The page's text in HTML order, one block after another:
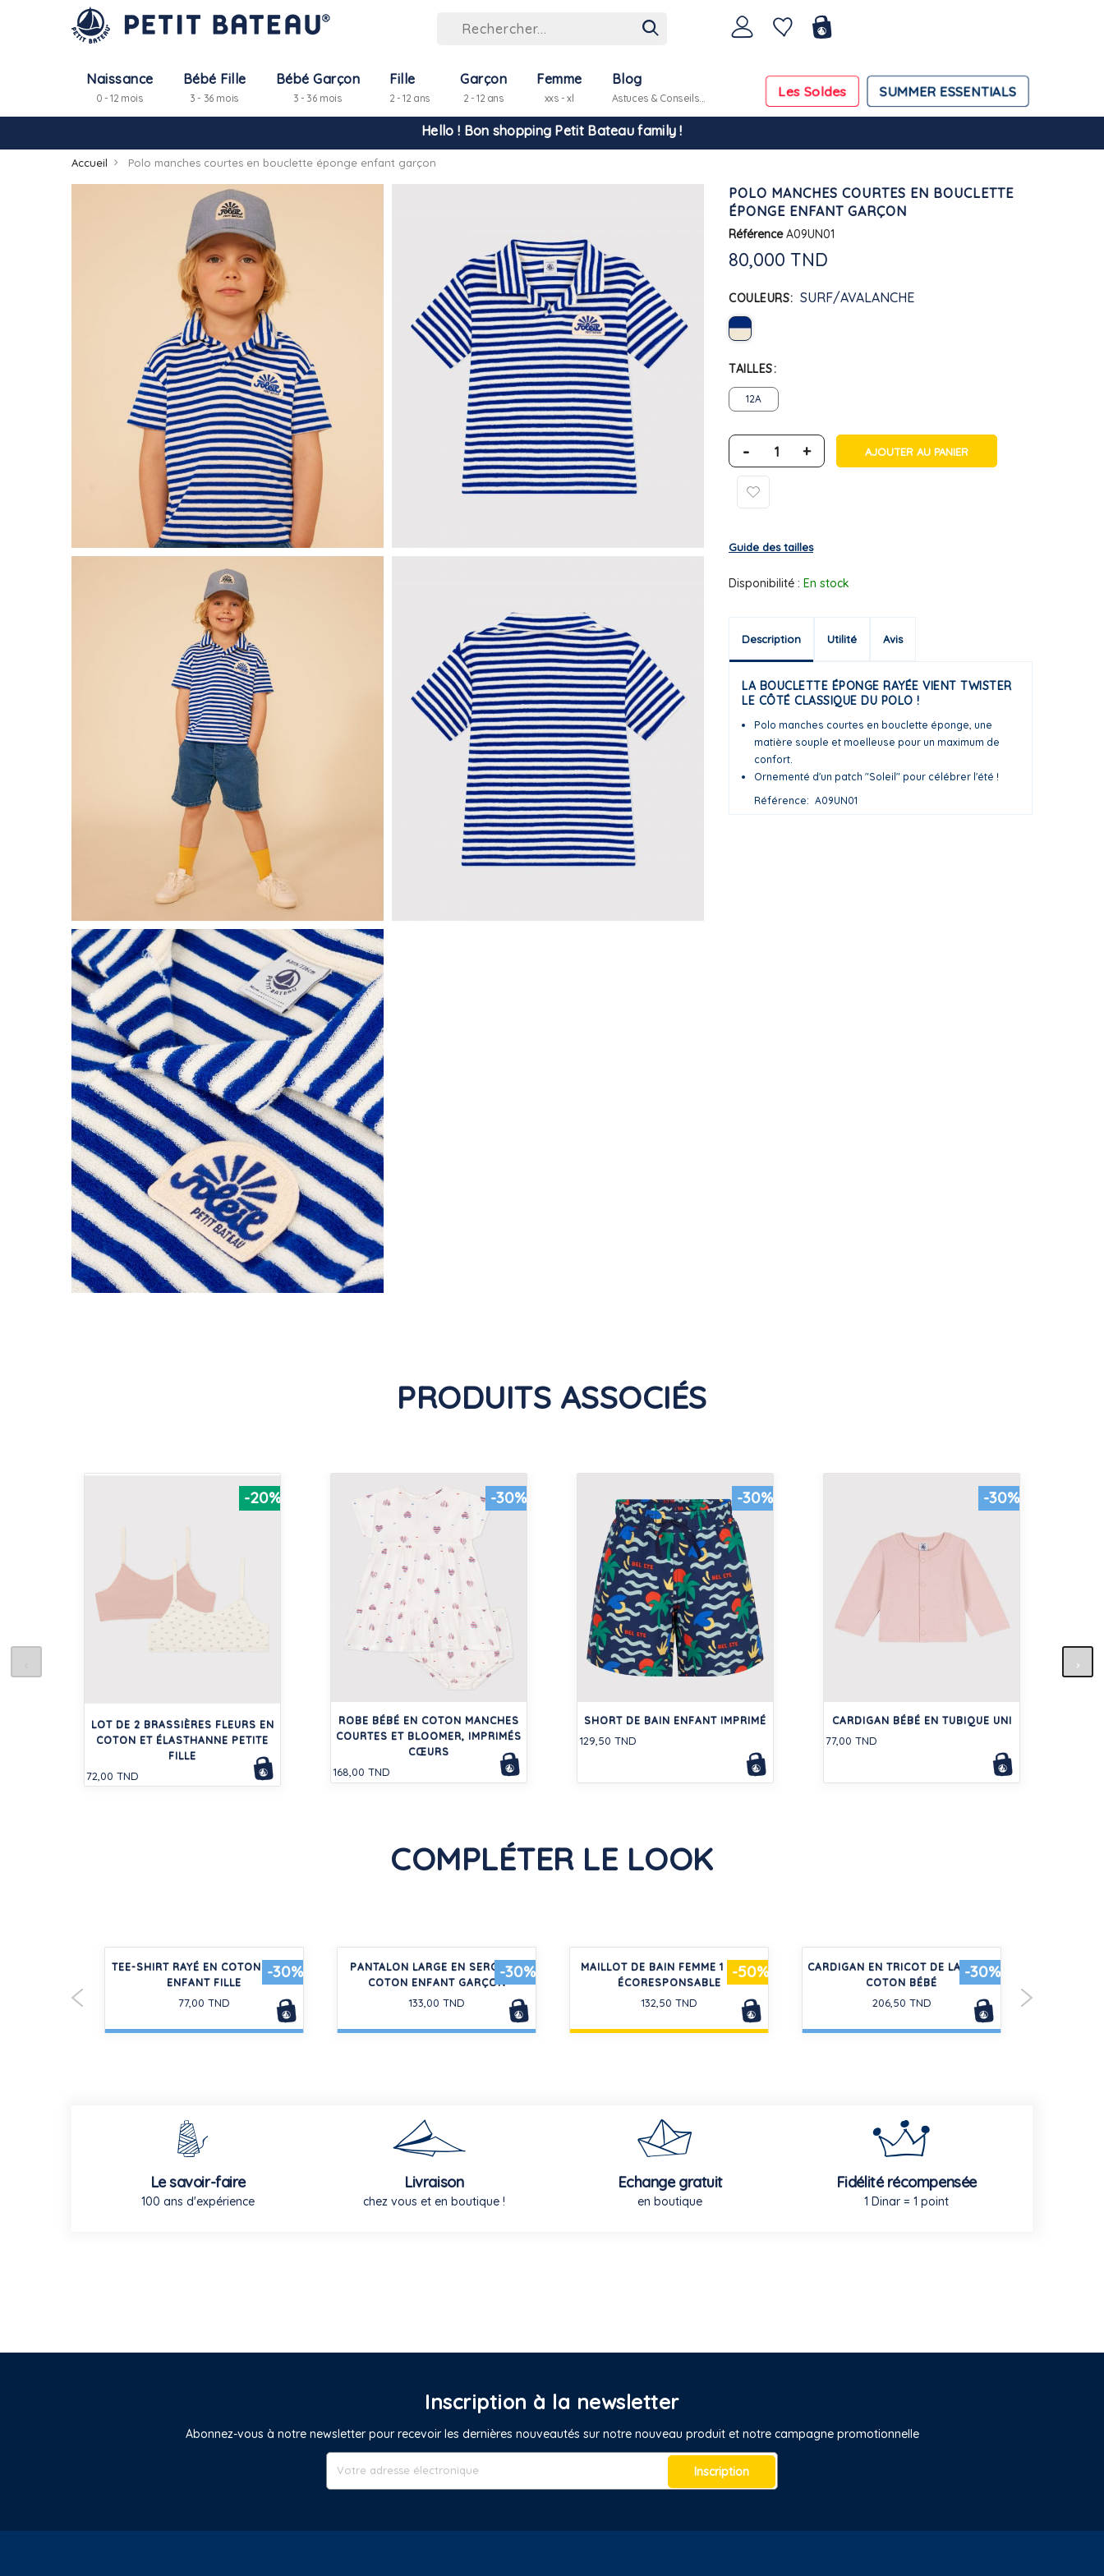
Naissance
0 - 12 mois
Bébé Fille
3 - 36 mois
Bébé Garçon
3 - 36 mois
Fille
2 - 12 ans
Garçon
2 - 12 ans
Femme
xxs - xl SUMMER ESSENTIALS
Les Soldes
Blog
Astuces & Conseils...
Hello ! Bon shopping Petit Bateau family !
La livraison est assurée partout en Tunisie !
-10% pour tout paiement par carte bancaire (hors promo)
Accueil Polo manches courtes en bouclette éponge enfant garçon
POLO MANCHES COURTES EN BOUCLETTE
ÉPONGE ENFANT GARÇON
Référence A09UN01
80,000 TND
COULEURS SURF/AVALANCHE
TAILLES
12A
- + AJOUTER AU PANIER
Guide des tailles
Disponibilité : En stock
Description Utilité Avis
LA BOUCLETTE ÉPONGE RAYÉE VIENT TWISTER
LE CÔTÉ CLASSIQUE DU POLO !
Polo manches courtes en bouclette éponge, une
matière souple et moelleuse pour un maximum de
confort.
Ornementé d'un patch "Soleil" pour célébrer l'été !
Référence
A09UN01
PRODUITS ASSOCIÉS
-20%
LOT DE 2 BRASSIÈRES FLEURS EN
COTON ET ÉLASTHANNE PETITE
FILLE
72,00 TND
-30%
ROBE BÉBÉ EN COTON MANCHES
COURTES ET BLOOMER, IMPRIMÉS
CŒURS
168,00 TND
-30%
SHORT DE BAIN ENFANT IMPRIMÉ
129,50 TND
-30%
CARDIGAN BÉBÉ EN TUBIQUE UNI
77,00 TND
COMPLÉTER LE LOOK
-30%
TEE-SHIRT RAYÉ EN COTON ÉPAIS
ENFANT FILLE
77,00 TND
-30%
PANTALON LARGE EN SERGE DE
COTON ENFANT GARÇON
133,00 TND
-50%
MAILLOT DE BAIN FEMME 1 PIÈCE
ÉCORESPONSABLE
132,50 TND
-30%
CARDIGAN EN TRICOT DE LAINE ET
COTON BÉBÉ
206,50 TND
Le savoir-faire
100 ans d'expérience
Livraison
chez vous et en boutique !
Echange gratuit
en boutique
Fidélité récompensée
1 Dinar = 1 point
Inscription à la newsletter
Abonnez-vous à notre newsletter pour recevoir les dernières nouveautés sur notre nouveau produit et notre campagne promotionnelle
Inscription